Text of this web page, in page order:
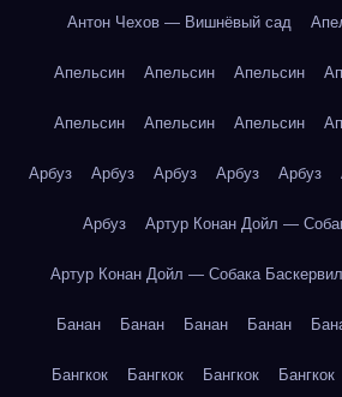
Антон Чехов — Вишнёвый сад
Апельсин Апельсин Апельсин
Апельсин Апельсин Апельсин
Арбуз Арбуз Арбуз Арбуз Арбуз
Арбуз Артур Конан Дойл —
Артур Конан Дойл — Собака
Банан Банан Банан Банан
Бангкок Бангкок Бангкок Бангкок